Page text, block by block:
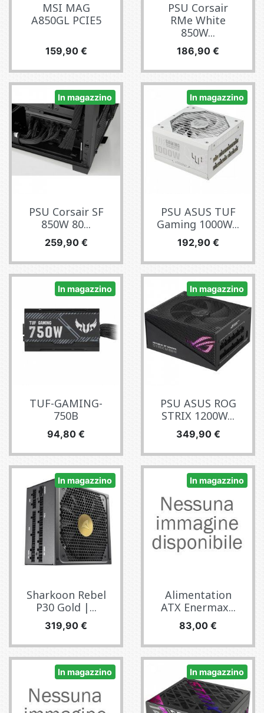
MSI MAG
A850GL PCIE5
Prezzo
159,90 €
PSU Corsair
RMe White
850W...
Prezzo
186,90 €
In magazzino
PSU Corsair SF
850W 80...
Prezzo
259,90 €
In magazzino
PSU ASUS TUF
Gaming 1000W...
Prezzo
192,90 €
In magazzino
TUF-GAMING-
750B
Prezzo
94,80 €
In magazzino
PSU ASUS ROG
STRIX 1200W...
Prezzo
349,90 €
In magazzino
Sharkoon Rebel
P30 Gold |...
Prezzo
319,90 €
In magazzino
Alimentation
ATX Enermax...
Prezzo
83,00 €
In magazzino In magazzino